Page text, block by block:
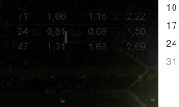
10
17
24
31